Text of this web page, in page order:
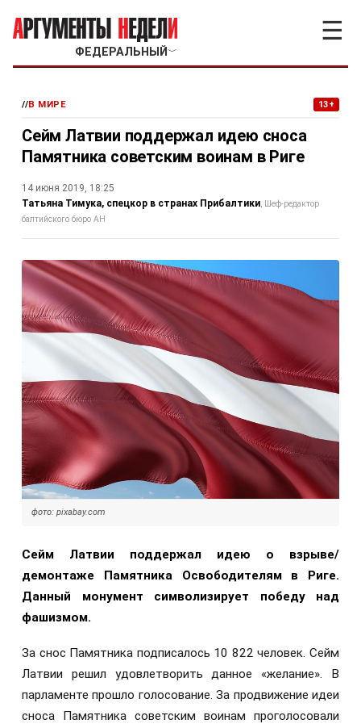
ФЕДЕРАЛЬНЫЙ ﹀
☰
//В МИРЕ 13+
Сейм Латвии поддержал идею сноса
Памятника советским воинам в Риге
14 июня 2019, 18:25
Татьяна Тимука, спецкор в странах Прибалтики
Шеф-редактор
балтийского бюро АН
фото: pixabay.com
Сейм Латвии поддержал идею о взрыве/
демонтаже Памятника Освободителям в Риге.
Данный монумент символизирует победу над
фашизмом.
За снос Памятника подписалось 10 822 человек. Сейм
Латвии решил удовлетворить данное «желание». В
парламенте прошло голосование. За продвижение идеи
сноса Памятника советским воинам проголосовали